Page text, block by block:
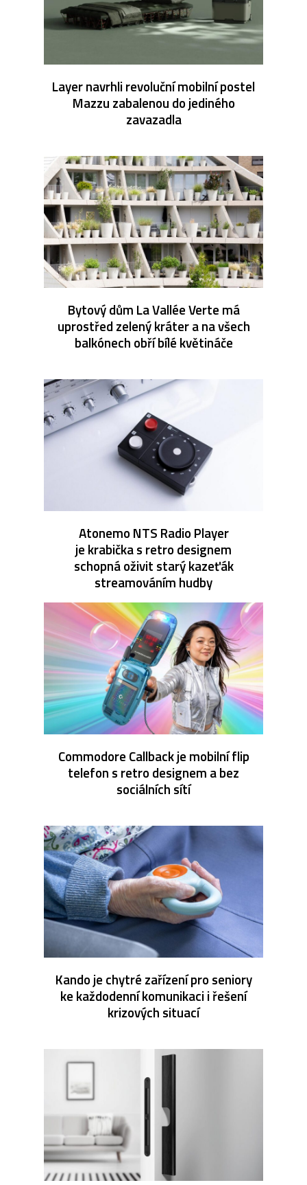
Layer navrhli revoluční mobilní postel
Mazzu zabalenou do jediného
zavazadla
Bytový dům La Vallée Verte má
uprostřed zelený kráter a na všech
balkónech obří bílé květináče
Atonemo NTS Radio Player
je krabička s retro designem
schopná oživit starý kazeťák
streamováním hudby
Commodore Callback je mobilní flip
telefon s retro designem a bez
sociálních sítí
Kando je chytré zařízení pro seniory
ke každodenní komunikaci i řešení
krizových situací